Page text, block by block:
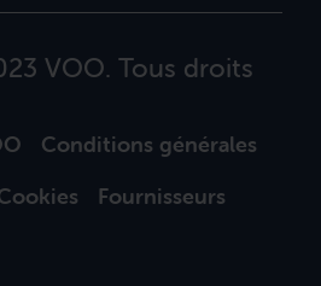
VOO. Tous droits
Conditions générales
Fournisseurs